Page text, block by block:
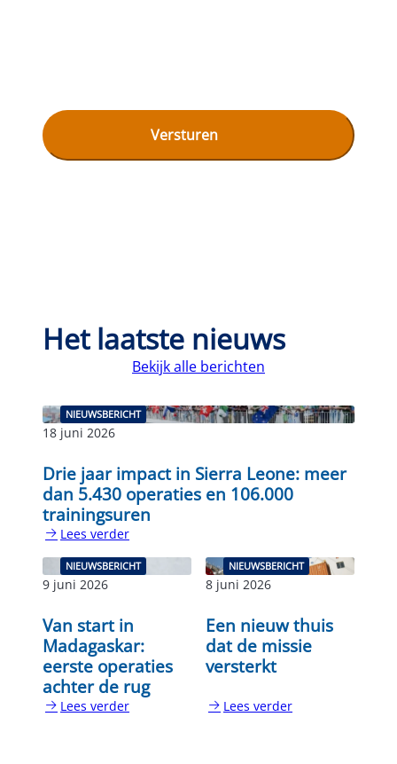
Het laatste nieuws
Bekijk alle berichten
NIEUWSBERICHT
18 juni 2026
Drie jaar impact in Sierra Leone: meer
dan 5.430 operaties en 106.000
trainingsuren
Lees verder
Drie
jaar
impact
in
Sierra
Leone:
meer
dan
5.430
NIEUWSBERICHT
9 juni 2026
Van start in
Madagaskar:
eerste operaties
achter de rug
Lees verder
NIEUWSBERICHT
8 juni 2026
Een nieuw thuis
dat de missie
versterkt
Lees verder